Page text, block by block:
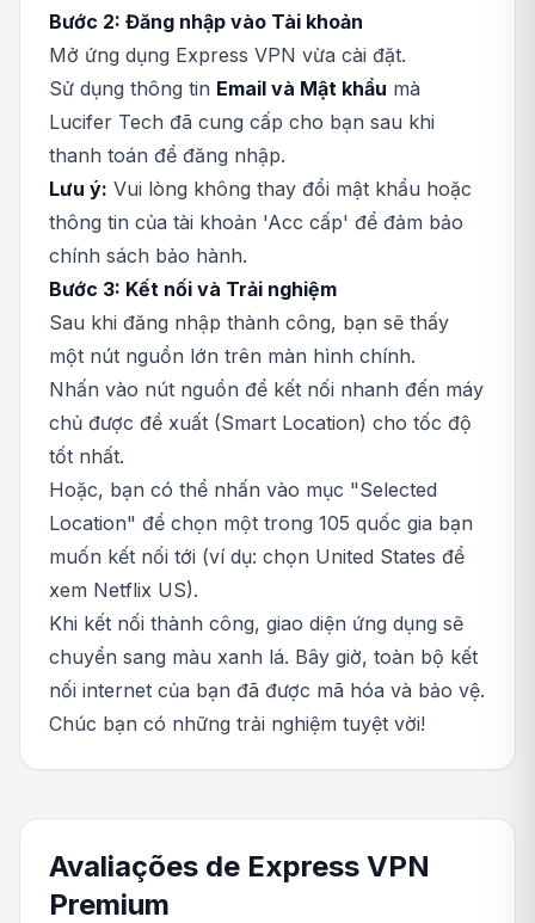
Bước 2: Đăng nhập vào Tài khoản
Mở ứng dụng Express VPN vừa cài đặt.
Sử dụng thông tin Email và Mật khẩu mà
Lucifer Tech đã cung cấp cho bạn sau khi
thanh toán để đăng nhập.
Lưu ý: Vui lòng không thay đổi mật khẩu hoặc
thông tin của tài khoản 'Acc cấp' để đảm bảo
chính sách bảo hành.
Bước 3: Kết nối và Trải nghiệm
Sau khi đăng nhập thành công, bạn sẽ thấy
một nút nguồn lớn trên màn hình chính.
Nhấn vào nút nguồn để kết nối nhanh đến máy
chủ được đề xuất (Smart Location) cho tốc độ
tốt nhất.
Hoặc, bạn có thể nhấn vào mục "Selected
Location" để chọn một trong 105 quốc gia bạn
muốn kết nối tới (ví dụ: chọn United States để
xem Netflix US).
Khi kết nối thành công, giao diện ứng dụng sẽ
chuyển sang màu xanh lá. Bây giờ, toàn bộ kết
nối internet của bạn đã được mã hóa và bảo vệ.
Chúc bạn có những trải nghiệm tuyệt vời!
Avaliações de Express VPN
Premium